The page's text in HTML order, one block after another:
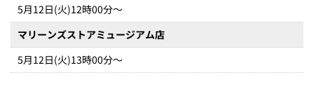
5月12日(火)12時00分～
マリーンズストアミュージアム店
5月12日(火)13時00分～